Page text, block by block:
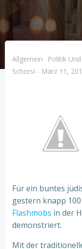
Allgemein
Politik
Schorsi - März 11,
Für ein buntes
gestern knapp
Flashmobs in der
demonstriert.
Mit der